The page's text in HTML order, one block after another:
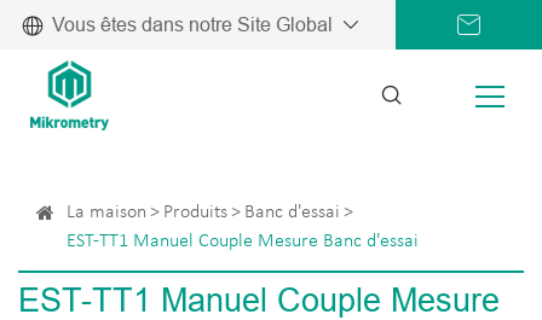
Vous êtes dans notre Site Global
La maison Produits
Banc d'essai
EST-TT1 Manuel Couple Mesure Banc d'essai
EST-TT1 Manuel Couple Mesure